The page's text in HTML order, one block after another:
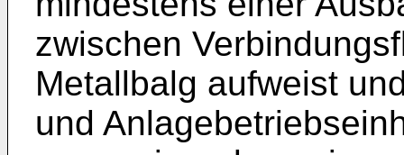
zwischen
Metallbalg aufweist
und